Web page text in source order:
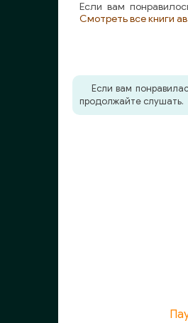
25_fragment_23
41_Rek2
Лем Станислав -
Doznanie_fragment_02
Если вам
Смотреть все книги
Если вам
продолжайте слушать.